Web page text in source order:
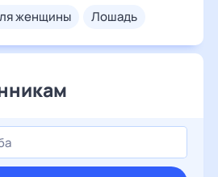
женщины
лошадь